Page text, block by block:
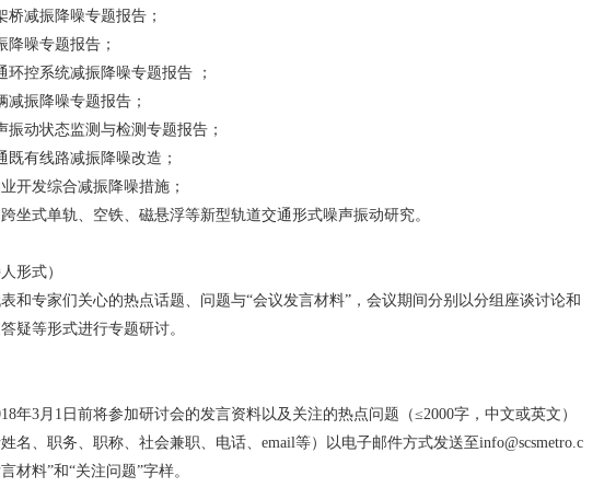
桥减振降噪专题报告；
降噪专题报告；
环控系统减振降噪专题报告 ；
减振降噪专题报告；
振动状态监测与检测专题报告；
既有线路减振降噪改造；
开发综合减振降噪措施；
坐式单轨、空铁、磁悬浮等新型轨道交通形式噪声振动研究。
形式）
和专家们关心的热点话题、问题与“会议发言材料”，会议期间分别以分组座谈讨论和
疑等形式进行专题研讨。
年3月1日前将参加研讨会的发言资料以及关注的热点问题（≤2000字，中文或英文）
名、职务、职称、社会兼职、电话、email等）以电子邮件方式发送至info@scsmetro.c
材料”和“关注问题”字样。